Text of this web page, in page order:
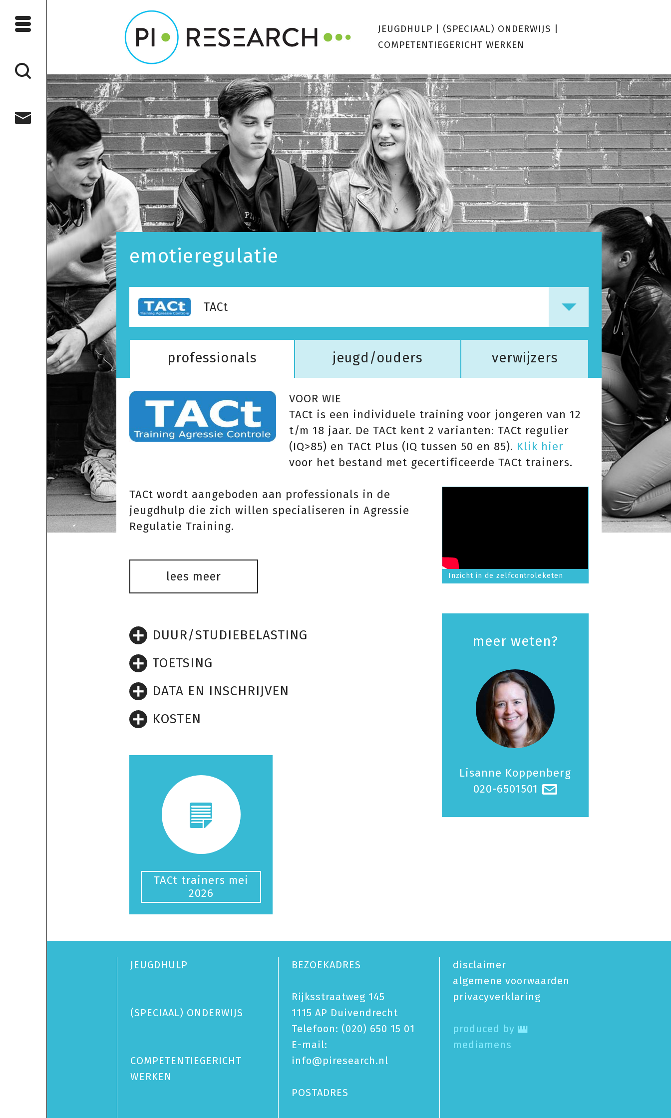
JEUGDHULP (SPECIAAL) ONDERWIJS
COMPETENTIEGERICHT WERKEN
emotieregulatie
TACt
professionals jeugd/ouders verwijzers
VOOR WIE
TACt is een individuele training voor jongeren van 12
t/m 18 jaar. De TACt kent 2 varianten: TACt regulier
(IQ>85) en TACt Plus (IQ tussen 50 en 85). Klik hier
voor het bestand met gecertificeerde TACt trainers.
TACt wordt aangeboden aan professionals in de
jeugdhulp die zich willen specialiseren in Agressie
Regulatie Training.
lees meer
DUUR/STUDIEBELASTING
TOETSING
DATA EN INSCHRIJVEN
KOSTEN
TACt trainers mei
2026
Inzicht in de zelfcontroleketen
meer weten?
Lisanne Koppenberg
020-6501501 @
JEUGDHULP
(SPECIAAL) ONDERWIJS
COMPETENTIEGERICHT
WERKEN
BEZOEKADRES
Rijksstraatweg 145
1115 AP Duivendrecht
Telefoon: (020) 650 15 01
E-mail:
info@piresearch.nl
POSTADRES
disclaimer
algemene voorwaarden
privacy­verklaring
produced by
mediamens